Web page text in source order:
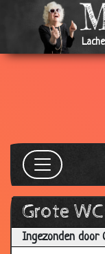
Grote WC
Ingezonden door
2003
02 Apr
2003
'n
2003
29 Mar
2003
Kaboem
29 Mar Blinde man.
28
God &